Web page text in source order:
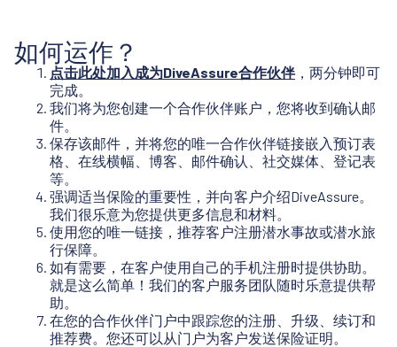
如何运作？
点击此处加入成为DiveAssure合作伙伴，两分钟即可
完成。
我们将为您创建一个合作伙伴账户，您将收到确认邮
件。
保存该邮件，并将您的唯一合作伙伴链接嵌入预订表
格、在线横幅、博客、邮件确认、社交媒体、登记表
等。
强调适当保险的重要性，并向客户介绍DiveAssure。
我们很乐意为您提供更多信息和材料。
使用您的唯一链接，推荐客户注册潜水事故或潜水旅
行保障。
如有需要，在客户使用自己的手机注册时提供协助。
就是这么简单！我们的客户服务团队随时乐意提供帮
助。
在您的合作伙伴门户中跟踪您的注册、升级、续订和
推荐费。您还可以从门户为客户发送保险证明。